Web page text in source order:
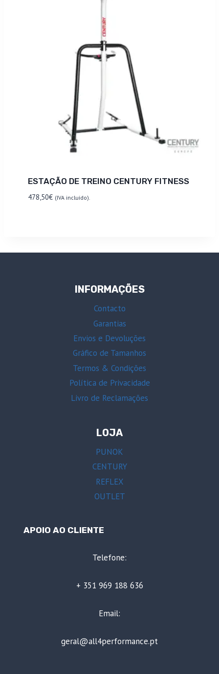
ESTAÇÃO DE TREINO CENTURY FITNESS
478,50€ (IVA incluído).
INFORMAÇÕES
Contacto
Garantias
Envios e Devoluções
Gráfico de Tamanhos
Termos & Condições
Política de Privacidade
Livro de Reclamações
LOJA
PUNOK
CENTURY
REFLEX
OUTLET
APOIO AO CLIENTE
Telefone:
+ 351 969 188 636
Email:
geral@all4performance.pt